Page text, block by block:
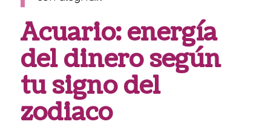
Acuario: energía
del dinero según
tu signo del
zodiaco